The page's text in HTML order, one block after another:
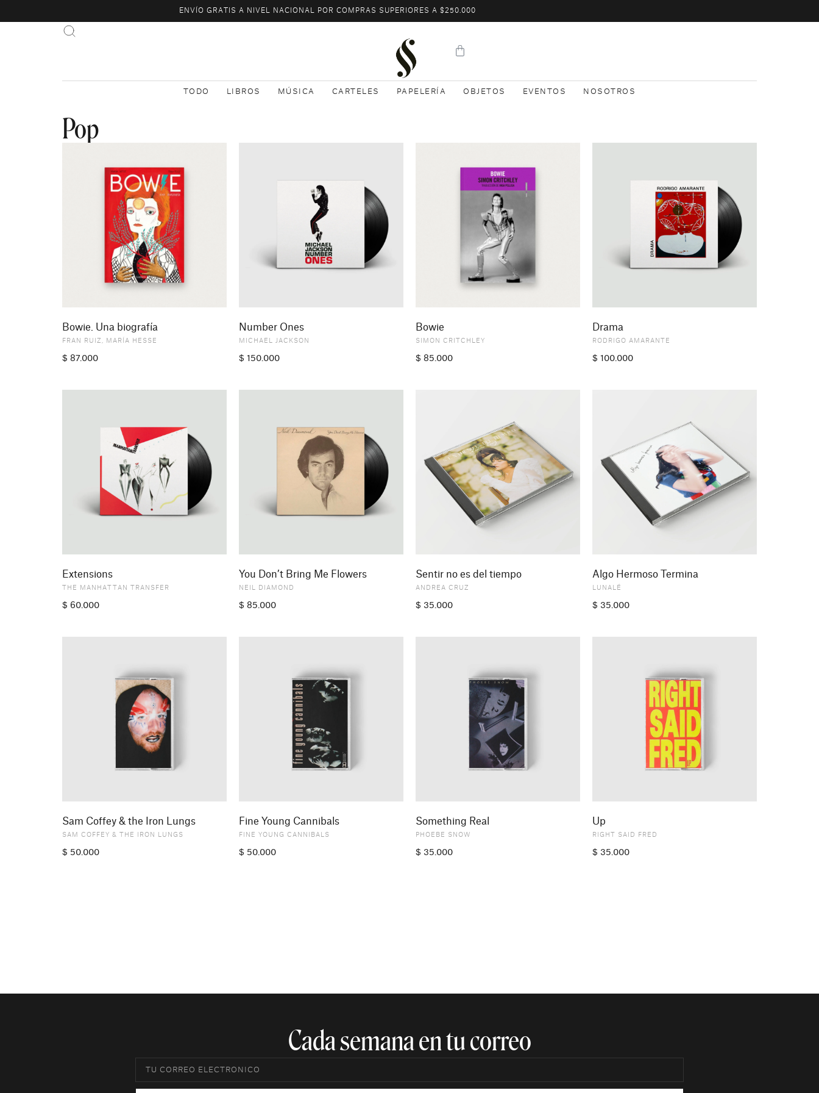
ENVÍO GRATIS A NIVEL NACIONAL POR COMPRAS SUPERIORES A $250.000
TODO LIBROS MÚSICA CARTELES PAPELERÍA OBJETOS EVENTOS NOSOTROS
Pop
Bowie. Una biografía
FRAN RUIZ , MARÍA HESSE
$ 87.000
Number Ones
MICHAEL JACKSON
$ 150.000
Bowie
SIMON CRITCHLEY
$ 85.000
Drama
RODRIGO AMARANTE
$ 100.000
Extensions
THE MANHATTAN TRANSFER
$ 60.000
You Don’t Bring Me Flowers
NEIL DIAMOND
$ 85.000
Sentir no es del tiempo
ANDREA CRUZ
$ 35.000
Algo Hermoso Termina
LUNALÉ
$ 35.000
Sam Coffey & the Iron Lungs
SAM COFFEY & THE IRON LUNGS
$ 50.000
Fine Young Cannibals
FINE YOUNG CANNIBALS
$ 50.000
Something Real
PHOEBE SNOW
$ 35.000
Up
RIGHT SAID FRED
$ 35.000
Cada semana en tu correo​